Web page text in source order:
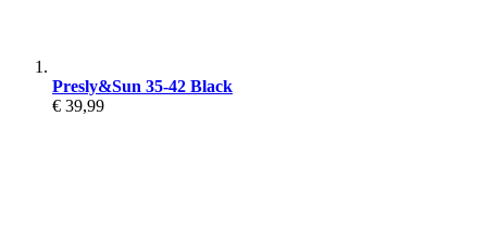
Presly&Sun 35-42 Black
€ 39,99